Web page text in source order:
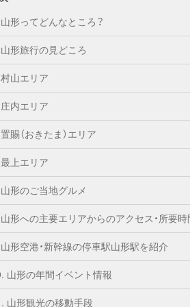
山形ってどんなところ？
山形旅行の見どころ
村山エリア
庄内エリア
置賜（おきたま）エリア
最上エリア
山形のご当地グルメ
山形への主要エリアからのアクセス・所要時
山形空港・新幹線の停車駅山形駅を紹介
山形の年間イベント情報
山形観光の移動手段